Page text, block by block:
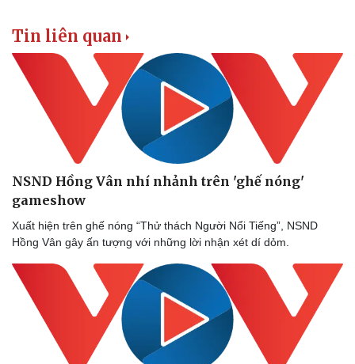
Du lịch
Tư vấn
check-in
Podcast
Cửa sổ tình yêu
Kể chuyện cho bé
Hạt giống tâm hồn
Tin liên quan
NSND Hồng Vân nhí nhảnh trên 'ghế nóng'
gameshow
Xuất hiện trên ghế nóng “Thử thách Người Nổi Tiếng”, NSND
Hồng Vân gây ấn tượng với những lời nhận xét dí dỏm.